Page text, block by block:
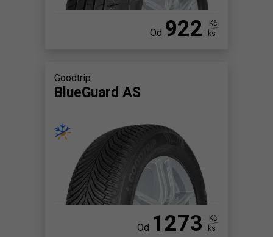
Od 922
Kč
ks
Goodtrip
BlueGuard AS
Od 1273
Kč
ks